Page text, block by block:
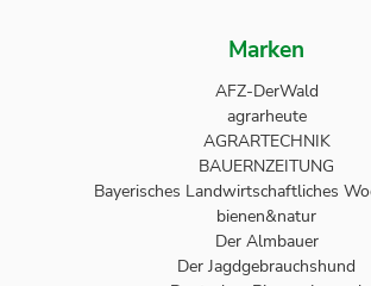
Marken
AFZ-DerWald
agrarheute
AGRARTECHNIK
BAUERNZEITUNG
Bayerisches Landwirtschaftliches
bienen&natur
Der Almbauer
Der Jagdgebrauchshund